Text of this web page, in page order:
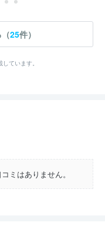
25件）
ています。
ミはありません。